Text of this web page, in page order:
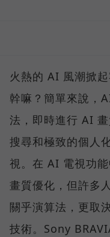
火熱的 AI 風潮掀
幹嘛？簡單來說，
法，即時進行 AI
搜尋和極致的個人
視。在 AI 電視功
畫質優化，但許多
關乎演算法，更取
技術。Sony